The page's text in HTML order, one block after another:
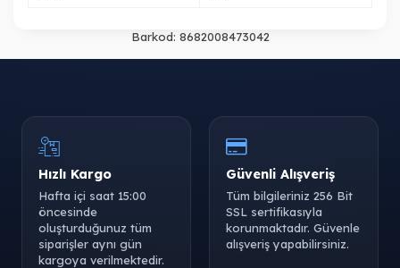
Barkod: 8682008473042
Hızlı Kargo
Hafta içi saat 15:00
öncesinde
oluşturduğunuz tüm
siparişler aynı gün
kargoya verilmektedir.
Güvenli Alışveriş
Tüm bilgileriniz 256 Bit
SSL sertifikasıyla
korunmaktadır. Güvenle
alışveriş yapabilirsiniz.